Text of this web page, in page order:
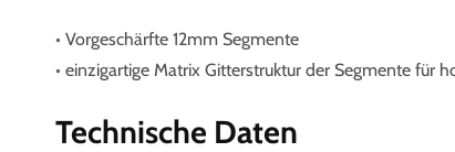
• Vorgeschärfte 12mm Segmente
• einzigartige Matrix Gitterstruktur der Segmente für
Technische Daten